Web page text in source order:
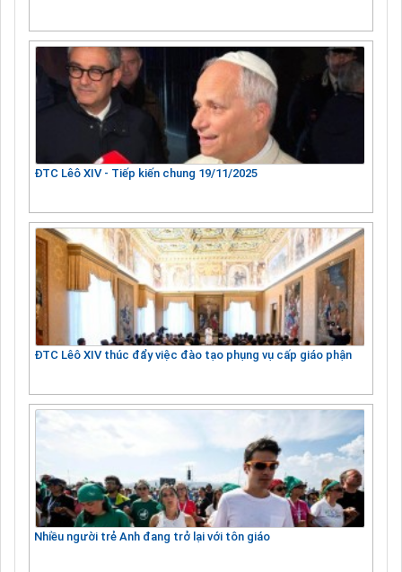
ĐTC Lêô XIV - Tiếp kiến chung 19/11/2025
ĐTC Lêô XIV thúc đẩy việc đào tạo phụng vụ cấp giáo phận
Nhiều người trẻ Anh đang trở lại với tôn giáo